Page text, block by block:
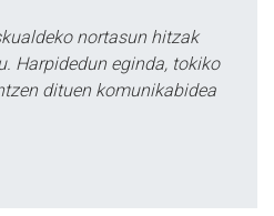
nortasun hitzak
Harpidedun eginda, tokiko
dituen komunikabidea